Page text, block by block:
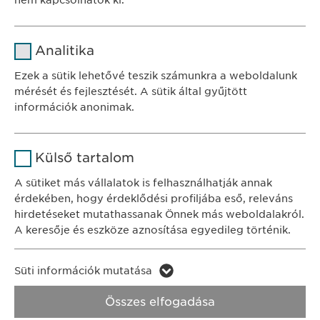
Ewopharma Hungary Kft.
1122 Budapest
Városmajor u. 13.
tel.: +36 1 200 4650
e-mail:info@ewopharma.hu
Adatkezelési
Impresszum
Jogi és felhasználási feltételek.
Időtartam
A fehasználó sütikhez való
Analitika
Ezek a sütik lehetővé teszik számunkra a weboldalunk
mérését és fejlesztését. A sütik által gyűjtött
információk anonimak.
Időtartam
Név vuid
Szolgáltató Vimeo
Külső tartalom
A sütiket más vállalatok is felhasználhatják annak
érdekében, hogy érdeklődési profiljába eső, releváns
hirdetéseket mutathassanak Önnek más weboldalakról.
A keresője és eszköze aznosítása egyedileg történik.
Név LinkedIn
LinkedIn
Süti információk mutatása
Összes elfogadása